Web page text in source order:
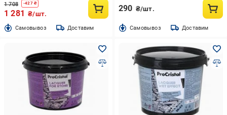
1 708 -427₴
1 281 ₴/шт.
Cамовывоз Доставим
290 ₴/шт.
Cамовывоз Доставим